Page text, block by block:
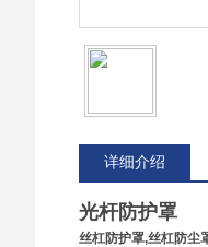
详细介绍
光杆防护罩
丝杠防护罩,丝杠防尘